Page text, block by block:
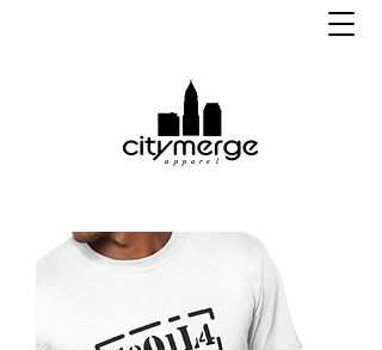
apparel